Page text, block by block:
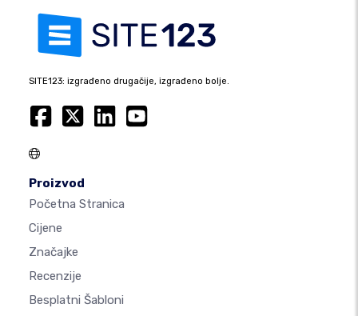
SITE123: izgrađeno drugačije, izgrađeno bolje.
Proizvod
Početna Stranica
Cijene
Značajke
Recenzije
Besplatni Šabloni